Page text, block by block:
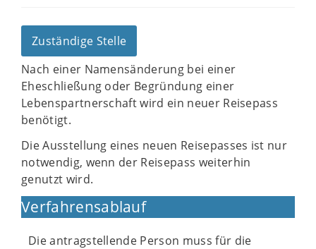
Zuständige Stelle
Nach einer Namensänderung bei einer
Eheschließung oder Begründung einer
Lebenspartnerschaft wird ein neuer Reisepass
benötigt.
Die Ausstellung eines neuen Reisepasses ist nur
notwendig, wenn der Reisepass weiterhin
genutzt wird.
Verfahrensablauf
Die antragstellende Person muss für die